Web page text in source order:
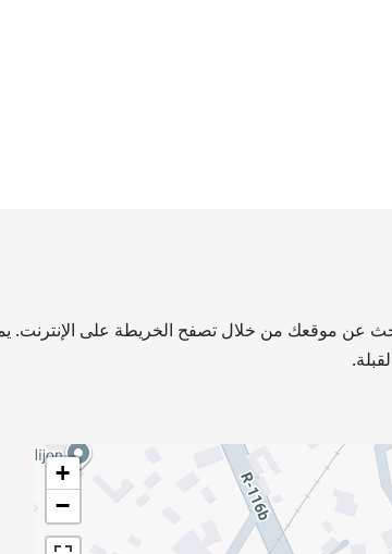
عن موقعك من خلال تصفح الخريطة على الإنترنت.
+
−